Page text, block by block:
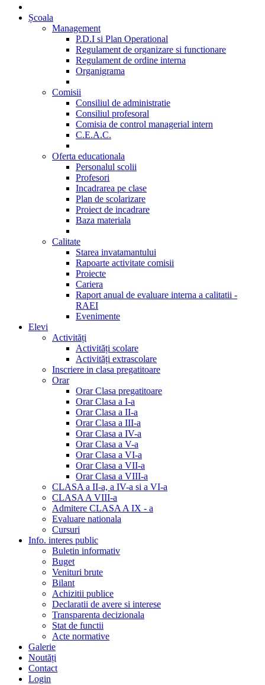
Școala
Management
P.D.I si Plan Operational
Regulament de organizare si functionare
Regulament de ordine interna
Organigrama
Comisii
Consiliul de administratie
Consiliul profesoral
Comisia de control managerial intern
C.E.A.C.
Oferta educationala
Personalul scolii
Profesori
Incadrarea pe clase
Plan de scolarizare
Proiect de incadrare
Baza materiala
Calitate
Starea invatamantului
Rapoarte activitate comisii
Proiecte
Cariera
Raport anual de evaluare interna a calitatii -
RAEI
Evenimente
Elevi
Activități
Activități scolare
Activități extrascolare
Inscriere in clasa pregatitoare
Orar
Orar Clasa pregatitoare
Orar Clasa a I-a
Orar Clasa a II-a
Orar Clasa a III-a
Orar Clasa a IV-a
Orar Clasa a V-a
Orar Clasa a VI-a
Orar Clasa a VII-a
Orar Clasa a VIII-a
CLASA a II-a, a IV-a si a VI-a
CLASA A VIII-a
Admitere CLASA A IX - a
Evaluare nationala
Cursuri
Info. interes public
Buletin informativ
Buget
Venituri brute
Bilant
Achizitii publice
Declaratii de avere si interese
Transparenta decizionala
Stat de functii
Acte normative
Galerie
Noutăți
Contact
Login